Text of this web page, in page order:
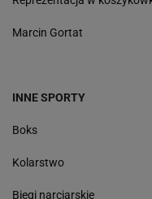
Marcin Gortat
INNE SPORTY
Boks
Kolarstwo
Biegi narciarskie